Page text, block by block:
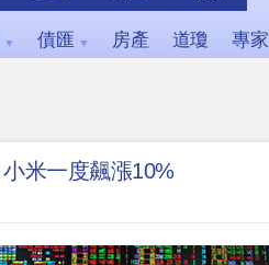
▼ 債匯 ▼ 房產 道瓊 專家
米一度飆漲10%